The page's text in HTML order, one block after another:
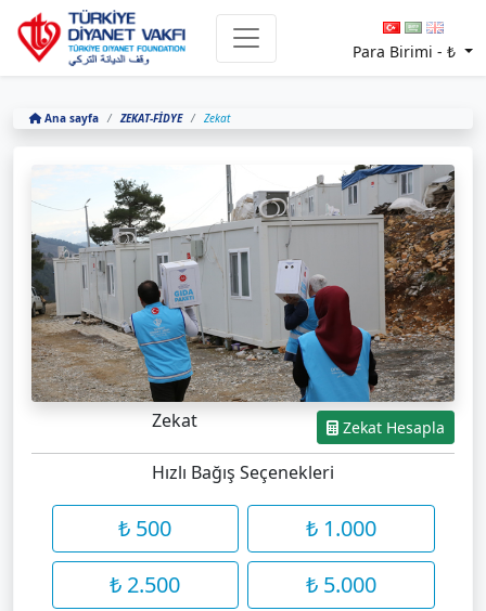
Para Birimi -₺
Ana sayfa ZEKAT-FİDYE Zekat
Zekat Zekat Hesapla
Hızlı Bağış Seçenekleri
₺ 500
₺ 1.000
₺ 2.500
₺ 5.000